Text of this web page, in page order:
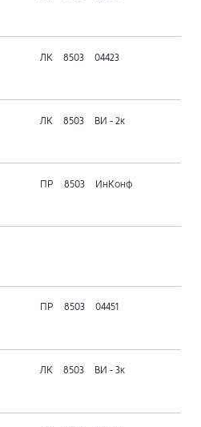
ЛК 8503 04423
ЛК 8503 ВИ - 2к
ПР 8503 ИнКонф
ПР 8503 04451
ЛК 8503 ВИ - 3к